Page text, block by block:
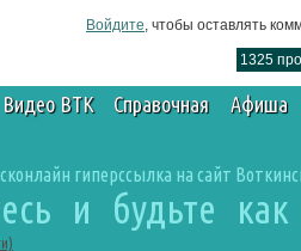
Войдите, чтобы оставлять
1325
Видео ВТК Справочная Афиша
гиперссылка на сайт
и будьте